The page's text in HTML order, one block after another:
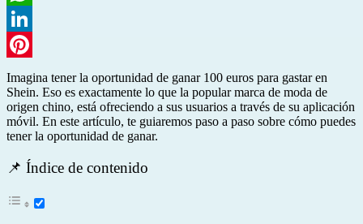
WhatsApp
LinkedIn
Pinterest
Imagina tener la oportunidad de ganar 100 euros para gastar en
Shein. Eso es exactamente lo que la popular marca de moda de
origen chino, está ofreciendo a sus usuarios a través de su aplicación
móvil. En este artículo, te guiaremos paso a paso sobre cómo puedes
tener la oportunidad de ganar.
📌 Índice de contenido